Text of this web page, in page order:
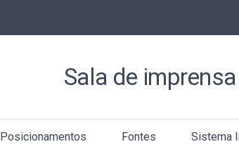
Sala de imprensa
Posicionamentos Fontes Sistema